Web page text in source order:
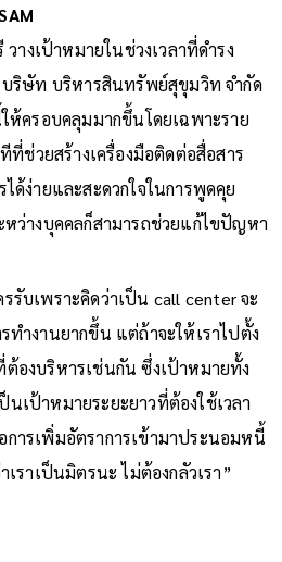
างเป้าหมายในช่วงเวลาที่ดำรง
บริษัท บริหารสินทรัพย์สุขุมวิท จำกัด
ห้ครอบคลุมมากขึ้นโดยเฉพาะราย
ที่ช่วยสร้างเครื่องมือติดต่อสื่อสาร
ด้ง่ายและสะดวกใจในการพูดคุย
ว่างบุคคลก็สามารถช่วยแก้ไขปัญหา
รับเพราะคิดว่าเป็น call center จะ
ทำงานยากขึ้น แต่ถ้าจะให้เราไปตั้ง
องบริหารเช่นกัน ซึ่งเป้าหมายทั้ง
นเป้าหมายระยะยาวที่ต้องใช้เวลา
ารเพิ่มอัตราการเข้ามาประนอมหนี้
ราเป็นมิตรนะ ไม่ต้องกลัวเรา”